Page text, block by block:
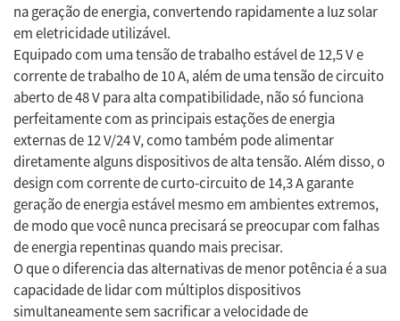
na geração de energia, convertendo rapidamente a luz solar
em eletricidade utilizável.
Equipado com uma tensão de trabalho estável de 12,5 V e
corrente de trabalho de 10 A, além de uma tensão de circuito
aberto de 48 V para alta compatibilidade, não só funciona
perfeitamente com as principais estações de energia
externas de 12 V/24 V, como também pode alimentar
diretamente alguns dispositivos de alta tensão. Além disso, o
design com corrente de curto-circuito de 14,3 A garante
geração de energia estável mesmo em ambientes extremos,
de modo que você nunca precisará se preocupar com falhas
de energia repentinas quando mais precisar.
O que o diferencia das alternativas de menor potência é a sua
capacidade de lidar com múltiplos dispositivos
simultaneamente sem sacrificar a velocidade de